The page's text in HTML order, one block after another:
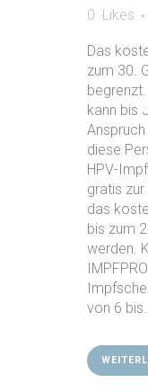
0 Likes
Das
zum 30.
kann bis
diese
HPV-
gratis zur
das
bis zum
werden.
von 6